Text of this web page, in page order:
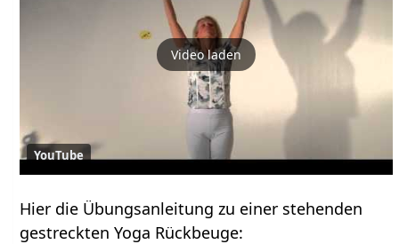
Video laden
YouTube
Hier die Übungsanleitung zu einer stehenden
gestreckten Yoga Rückbeuge: